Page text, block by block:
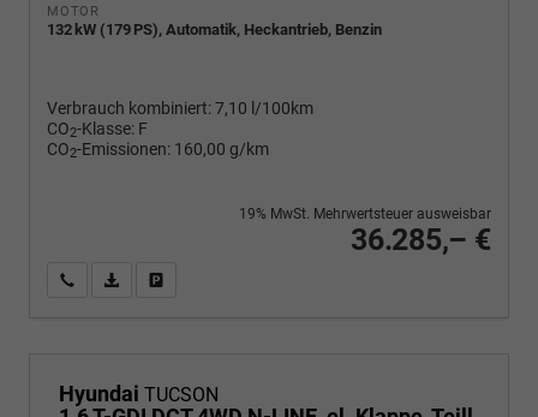
MOTOR
132 kW (179 PS), Automatik, Heckantrieb, Benzin
Verbrauch kombiniert:7,10 l/100km
CO2-Klasse: F
CO2-Emissionen: 160,00 g/km
36.285,– €
19% MwSt. Mehrwertsteuer ausweisbar
Wir rufen Sie anPDF-Fahrzeugexposé drucken
Hyundai TUCSON